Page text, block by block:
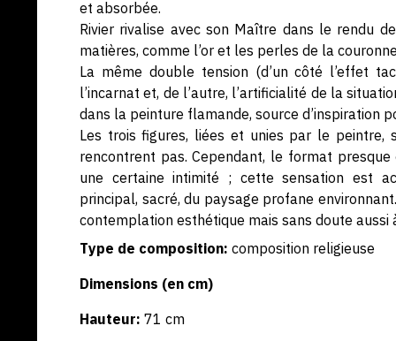
et absorbée.
Rivier rivalise avec son Maître dans le rendu
matières, comme l’or et les perles de la
La même double tension (d’un côté l’effet
l’incarnat et, de l’autre, l’artificialité de la
dans la peinture flamande, source d’inspiration
Les trois figures, liées et unies par le
rencontrent pas. Cependant, le format
une certaine intimité ; cette sensation est
principal, sacré, du paysage profane
contemplation esthétique mais sans doute aussi
Type de composition: composition religieuse
Dimensions (en cm)
Hauteur: 71 cm